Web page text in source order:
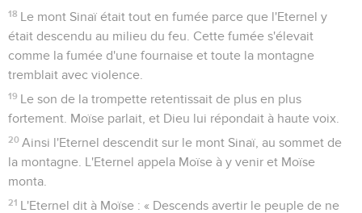
18 Le mont Sinaï était tout en fumée parce que l'Eternel y
était descendu au milieu du feu. Cette fumée s'élevait
comme la fumée d'une fournaise et toute la montagne
tremblait avec violence.
19 Le son de la trompette retentissait de plus en plus
fortement. Moïse parlait, et Dieu lui répondait à haute voix.
20 Ainsi l'Eternel descendit sur le mont Sinaï, au sommet de
la montagne. L'Eternel appela Moïse à y venir et Moïse
monta.
21 L'Eternel dit à Moïse : « Descends avertir le peuple de ne